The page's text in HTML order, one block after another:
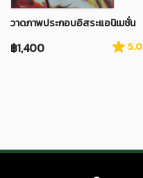
วาดภาพประกอบอิสระแอนิเมชั่น
฿1,400 5.0